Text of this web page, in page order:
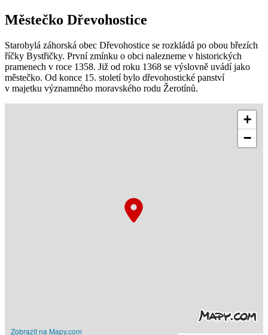
Městečko Dřevohostice
Starobylá záhorská obec Dřevohostice se rozkládá po obou březích
říčky Bystřičky. První zmínku o obci nalezneme v historických
pramenech v roce 1358. Již od roku 1368 se výslovně uvádí jako
městečko. Od konce 15. století bylo dřevohostické panství
v majetku významného moravského rodu Žerotínů.
+
−
Zobrazit na Mapy.com